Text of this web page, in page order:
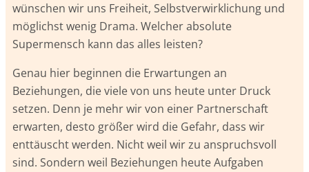
wünschen wir uns Freiheit, Selbstverwirklichung und
möglichst wenig Drama. Welcher absolute
Supermensch kann das alles leisten?
Genau hier beginnen die Erwartungen an
Beziehungen, die viele von uns heute unter Druck
setzen. Denn je mehr wir von einer Partnerschaft
erwarten, desto größer wird die Gefahr, dass wir
enttäuscht werden. Nicht weil wir zu anspruchsvoll
sind. Sondern weil Beziehungen heute Aufgaben